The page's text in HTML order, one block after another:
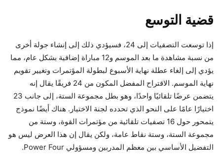
قضية التوسع
إذا توسعت التصفيات إلى 24، فسيؤدي ذلك إلى إنشاء جولة أخرى
من نسبة مشاهدة ما بعد الموسم و12 مباراة إضافية بشكل عام، مما
يؤدي إلى إلغاء عطلة نهاية الأسبوع لبطولة المؤتمرات وتغيير تقويم
نهاية الموسم. الاقتراح المفضل المكون من 24 فريقًا
يقال إنه
يتضمن عرضًا تلقائيًا واحدًا، وهو بطل مجموعة الستة، إلى جانب 23
اختيارًا عامًا على النحو الذي تحدده لجنة الاختيار. هناك أيضًا نموذج
يتمحور حول 16 تصفيات تلقائية من مؤتمرات القوة، وستة من
مجموعة الستة، وستة نقاط عامة، ولكن يقال إن هذا العرض ليس هو
التفضيل الأساسي بين معظم المدربين ومسؤولي Power Four.